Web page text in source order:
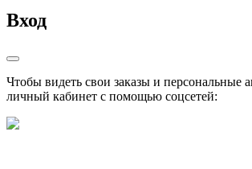
Вход
Чтобы видеть свои заказы и персональные
личный кабинет с помощью соцсетей: